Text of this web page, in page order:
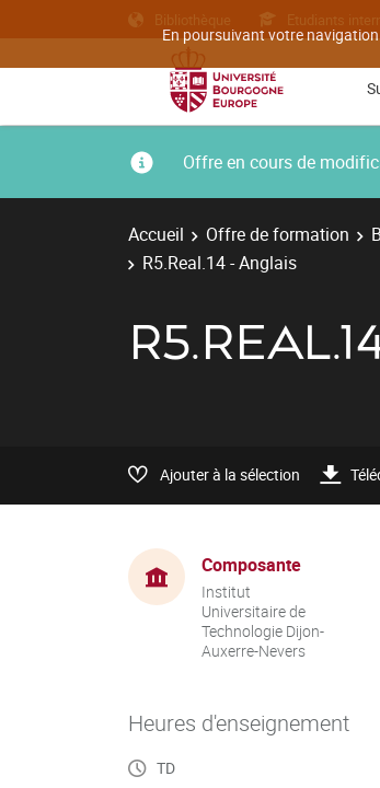
En poursuivant votre
Bibliothèque Etudiants
Offre en cours de
Accueil Offre de formation
R5.Real.14 - Anglais
Ajouter à la sélection
Composante
Institut
Universitaire de
Technologie Dijon-
Auxerre-Nevers
Heures d'enseignement
TD